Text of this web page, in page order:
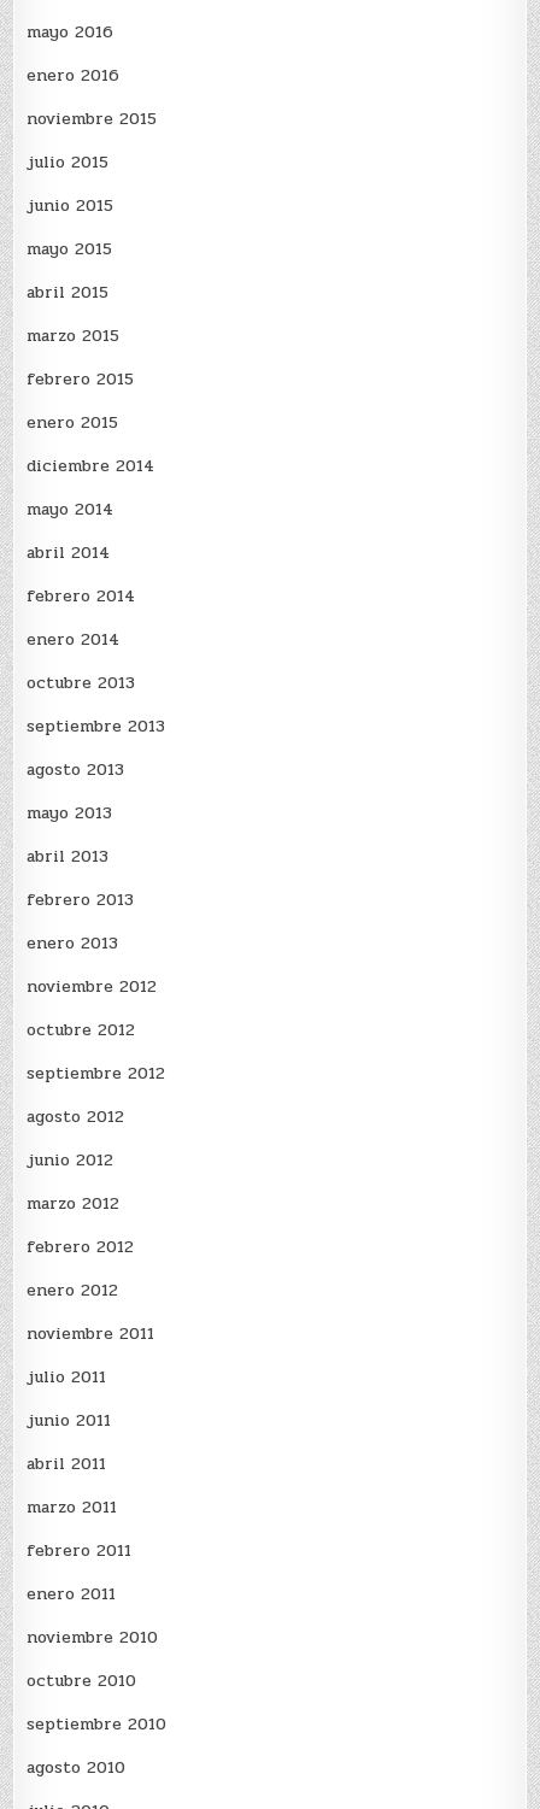
mayo 2016
enero 2016
noviembre 2015
julio 2015
junio 2015
mayo 2015
abril 2015
marzo 2015
febrero 2015
enero 2015
diciembre 2014
mayo 2014
abril 2014
febrero 2014
enero 2014
octubre 2013
septiembre 2013
agosto 2013
mayo 2013
abril 2013
febrero 2013
enero 2013
noviembre 2012
octubre 2012
septiembre 2012
agosto 2012
junio 2012
marzo 2012
febrero 2012
enero 2012
noviembre 2011
julio 2011
junio 2011
abril 2011
marzo 2011
febrero 2011
enero 2011
noviembre 2010
octubre 2010
septiembre 2010
agosto 2010